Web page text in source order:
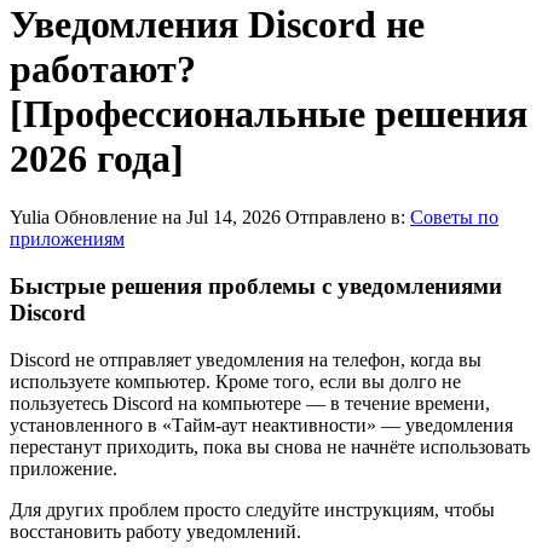
Уведомления Discord не
работают?
[Профессиональные решения
2026 года]
Yulia Обновление на Jul 14, 2026 Отправлено в: Советы по
приложениям
Быстрые решения проблемы с уведомлениями
Discord
Discord не отправляет уведомления на телефон, когда вы
используете компьютер. Кроме того, если вы долго не
пользуетесь Discord на компьютере — в течение времени,
установленного в «Тайм-аут неактивности» — уведомления
перестанут приходить, пока вы снова не начнёте использовать
приложение.
Для других проблем просто следуйте инструкциям, чтобы
восстановить работу уведомлений.